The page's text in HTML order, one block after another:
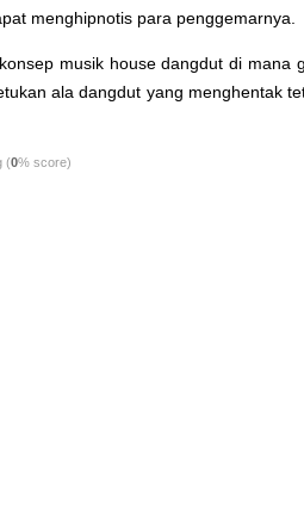
menghipnotis para penggemarnya.
musik house dangdut di mana
ala dangdut yang menghentak
(0% score)